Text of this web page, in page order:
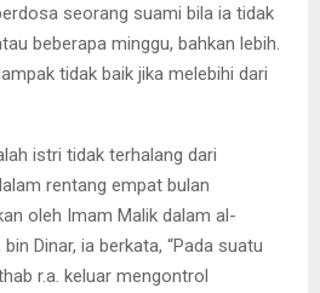
seorang suami bila ia tidak
beberapa minggu, bahkan lebih.
tidak baik jika melebihi dari
istri tidak terhalang dari
rentang empat bulan
oleh Imam Malik dalam al-
Dinar, ia berkata, “Pada suatu
r.a. keluar mengontrol